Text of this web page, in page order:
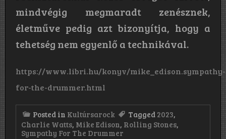
mindvégig megmaradt zenésznek,
életműve pedig azt bizonyítja, hogy a
tehetség nem egyenlő a technikával.
https://www.libri.hu/konyv/mike_edison.sympathy-
for-the-drummer.html
Posted in Kultúrsarock Tagged 2023,
Charlie Watts, Mike Edison, Rolling Stones,
Sympathy For The Drummer